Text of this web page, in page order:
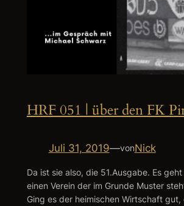
HRF 051 | über den FK
Juli 31, 2019—vonNick
Da ist sie also, die 51.Ausgabe. Es geht
einen Verein der im Grunde Muster
Ging es der heimischen Wirtschaft gut,